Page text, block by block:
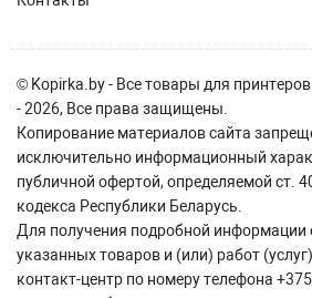
© Kopirka.by - Все товары для
- 2026, Все права защищены.
Копирование материалов сайта
исключительно информационный
публичной офертой, определяемой ст.
кодекса Республики Беларусь.
Для получения подробной информации
указанных товаров и (или) работ
контакт-центр по номеру телефона